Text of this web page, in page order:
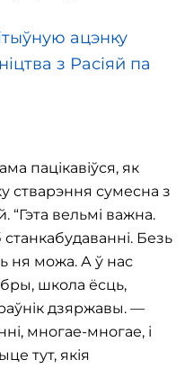
ацэнку
з Расіяй па
пацікавіўся, як
стварэння сумесна з
“Гэта вельмі важна.
Безь
ня можа. А ў нас
школа ёсць,
дзяржавы. —
многае-многае, і
тут, якія